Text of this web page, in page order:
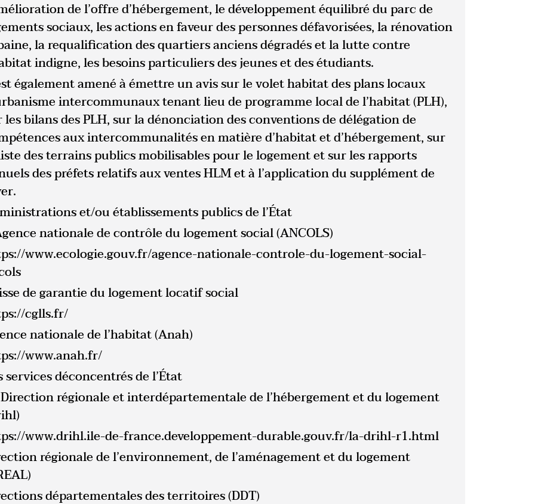
de l’offre d’hébergement, le développement équilibré du parc de
sociaux, les actions en faveur des personnes défavorisées, la rénovation
la requalification des quartiers anciens dégradés et la lutte contre
indigne, les besoins particuliers des jeunes et des étudiants.
également amené à émettre un avis sur le volet habitat des plans locaux
intercommunaux tenant lieu de programme local de l’habitat (PLH),
les bilans des PLH, sur la dénonciation des conventions de délégation de
aux intercommunalités en matière d’habitat et d’hébergement, sur
des terrains publics mobilisables pour le logement et sur les rapports
des préfets relatifs aux ventes HLM et à l’application du supplément de
et/ou établissements publics de l’État
nationale de contrôle du logement social (ANCOLS)
www.ecologie.gouv.fr/agence-nationale-controle-du-logement-social-
de garantie du logement locatif social
cglls.fr/
nationale de l’habitat (Anah)
www.anah.fr/
services déconcentrés de l’État
régionale et interdépartementale de l’hébergement et du logement
www.drihl.ile-de-france.developpement-durable.gouv.fr/la-drihl-r1.html
régionale de l’environnement, de l’aménagement et du logement
départementales des territoires (DDT)